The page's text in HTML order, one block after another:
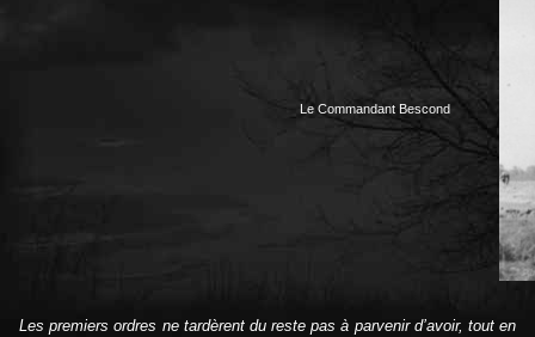
Le Commandant Bescond
Les premiers ordres ne tardèrent du reste pas à parvenir d’avoir, tout en